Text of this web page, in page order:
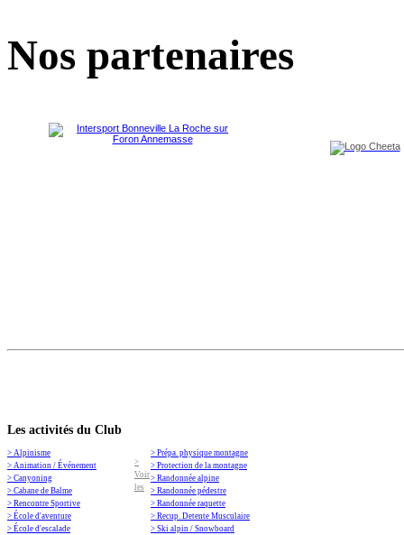
Nos partenaires
Les activités du Club
> Alpinisme
> Animation / Événement
> Canyoning
> Cabane de Balme
> Rencontre Sportive
> École d'aventure
> École d'escalade
> Prépa. physique montagne
> Protection de la montagne
> Randonnée alpine
> Randonnée pédestre
> Randonnée raquette
> Recup. Detente Musculaire
> Ski alpin / Snowboard
>
Voir
les